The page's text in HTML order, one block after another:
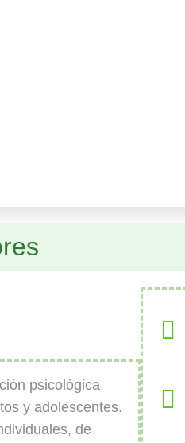
psicológica
y adolescentes.
de